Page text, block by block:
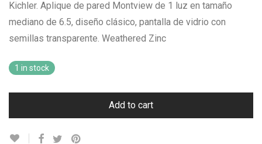
Kichler. Aplique de pared Montview de 1 luz en tamaño
mediano de 6.5, diseño clásico, pantalla de vidrio con
semillas transparente. Weathered Zinc
1 in stock
Add to cart